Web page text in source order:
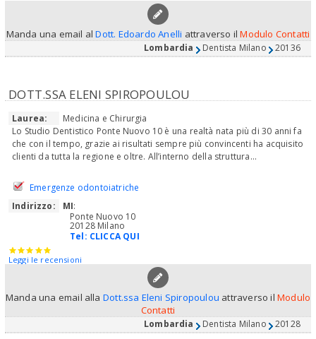
Manda una email alDott. Edoardo Anelli attraverso ilModulo Contatti
Lombardia Dentista Milano 20136
DOTT.SSA ELENI SPIROPOULOU
Laurea:
Medicina e Chirurgia
Lo Studio Dentistico Ponte Nuovo 10 è una realtà nata più di 30 anni fa
che con il tempo, grazie ai risultati sempre più convincenti ha acquisito
clienti da tutta la regione e oltre. All’interno della struttura...
Emergenze odontoiatriche
Indirizzo:
MI:
Ponte Nuovo 10
20128 Milano
Tel: CLICCA QUI
Leggi le recensioni
Manda una email alla Dott.ssa Eleni Spiropoulou attraverso ilModulo
Contatti
Lombardia Dentista Milano 20128